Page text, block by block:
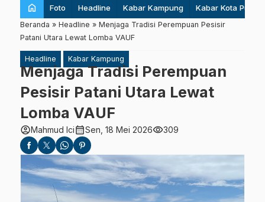
home Foto Headline Kabar Kampung Kabar Kota Pulau
Beranda » Headline » Menjaga Tradisi Perempuan Pesisir
Patani Utara Lewat Lomba VAUF
Headline Kabar Kampung
Menjaga Tradisi Perempuan
Pesisir Patani Utara Lewat
Lomba VAUF
account_circleMahmud Icicalendar_monthSen, 18 Mei 2026visibility309